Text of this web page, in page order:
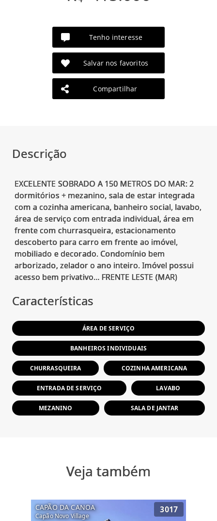
Tenho interesse
Salvar nos favoritos
Compartilhar
Descrição
EXCELENTE SOBRADO A 150 METROS DO MAR: 2
dormitórios + mezanino, sala de estar integrada
com a cozinha americana, banheiro social, lavabo,
área de serviço com entrada individual, área em
frente com churrasqueira, estacionamento
descoberto para carro em frente ao imóvel,
mobiliado e decorado. Condomínio bem
arborizado, zelador o ano inteiro. Imóvel possui
Características
ÁREA DE SERVIÇO
BANHEIROS INDIVIDUAIS
CHURRASQUEIRA COZINHA AMERICANA
ENTRADA DE SERVIÇO LAVABO
MEZANINO SALA DE JANTAR
Veja também
CAPÃO DA CANOA
Capão Novo Village
3017